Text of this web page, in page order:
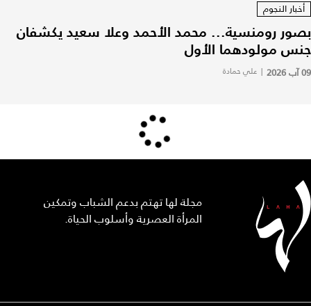
أخبار النجوم
بصور رومنسية... محمد الأحمد وعلا سعيد يكشفان
جنس مولودهما الأول
09 آب 2026 | علي حمادة
مجلة لها تهتم بدعم الشباب وتمكين
المرأة العصرية وأسلوب الحياة.